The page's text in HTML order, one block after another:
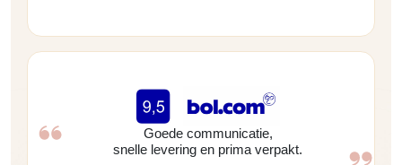
Goede communicatie,
snelle levering en prima verpakt.